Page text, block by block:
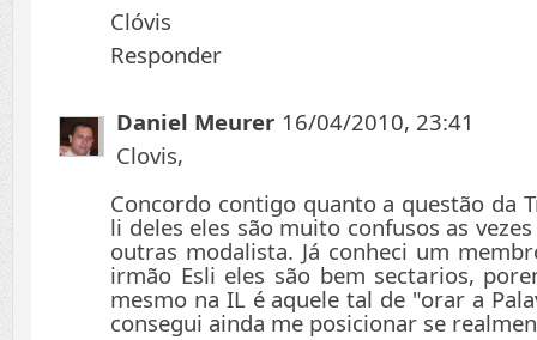
Clóvis
Responder
Daniel Meurer 16/04/2010, 23:41
Clovis,
Concordo contigo quanto a questão da
li deles eles são muito confusos as
outras modalista. Já conheci um
irmão Esli eles são bem sectarios,
mesmo na IL é aquele tal de "orar a
consegui ainda me posicionar se